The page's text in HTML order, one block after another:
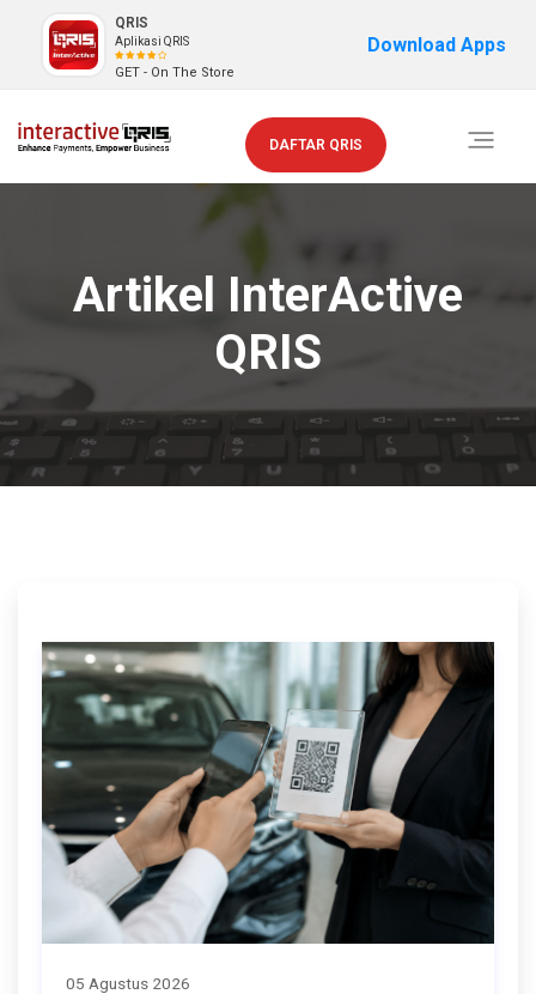
QRIS
Aplikasi QRIS
GET - On The Store
Download Apps
Toggle
DAFTAR QRIS
Artikel InterActive
QRIS
05 Agustus 2026